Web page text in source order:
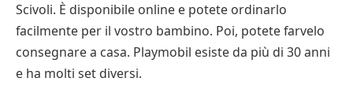
Scivoli. È disponibile online e potete ordinarlo
facilmente per il vostro bambino. Poi, potete farvelo
consegnare a casa. Playmobil esiste da più di 30 anni
e ha molti set diversi.